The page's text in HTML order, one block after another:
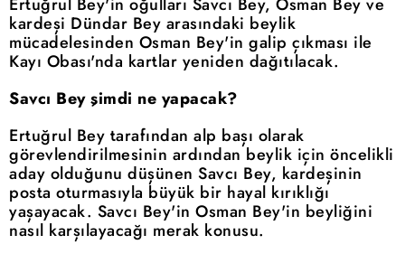
kardeşi Dündar Bey arasındaki beylik
mücadelesinden Osman Bey'in galip çıkması ile
Kayı Obası'nda kartlar yeniden dağıtılacak.
Savcı Bey şimdi ne yapacak?
Ertuğrul Bey tarafından alp başı olarak
görevlendirilmesinin ardından beylik için öncelikli
aday olduğunu düşünen Savcı Bey, kardeşinin
posta oturmasıyla büyük bir hayal kırıklığı
yaşayacak. Savcı Bey'in Osman Bey'in beyliğini
nasıl karşılayacağı merak konusu.